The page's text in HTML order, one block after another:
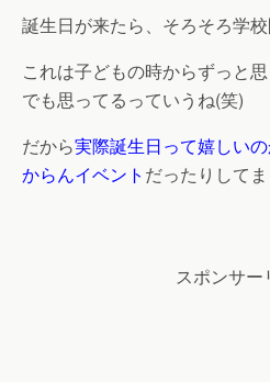
誕生日が来たら、そろそろ学
これは子どもの時からずっと
でも思ってるっていうね(笑)
だから実際誕生日って嬉しい
からんイベント だったりしてま
スポンサー